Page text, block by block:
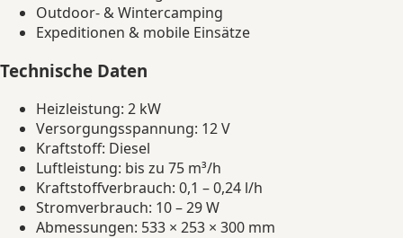
Outdoor- & Wintercamping
Expeditionen & mobile Einsätze
Technische Daten
Heizleistung: 2 kW
Versorgungsspannung: 12 V
Kraftstoff: Diesel
Luftleistung: bis zu 75 m³/h
Kraftstoffverbrauch: 0,1 – 0,24 l/h
Stromverbrauch: 10 – 29 W
Abmessungen: 533 × 253 × 300 mm